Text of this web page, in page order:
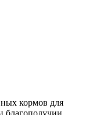
кормов для
благополучии